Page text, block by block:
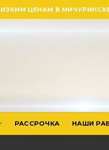
ЦЕНАМ В
РАССРОЧКА НАШИ